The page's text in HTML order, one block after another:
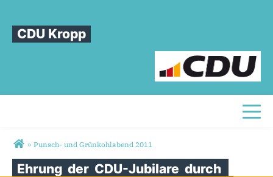
CDU Kropp
Sie sind hier
» Punsch- und Grünkohlabend 2011
Ehrung der CDU-Jubilare durch